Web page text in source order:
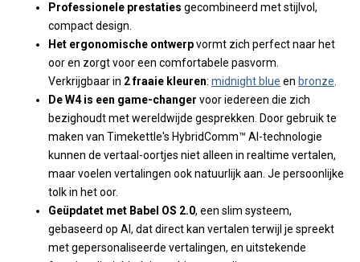
Professionele prestaties gecombineerd met stijlvol,
compact design.
Het ergonomische ontwerpvormt zich perfect naar het
oor en zorgt voor een comfortabele pasvorm.
Verkrijgbaar in 2 fraaie kleuren: midnight blue en bronze.
De W4 is een game-changer voor iedereen die zich
bezighoudt met wereldwijde gesprekken. Door gebruik te
maken van Timekettle's HybridComm™ AI-technologie
kunnen de vertaal-oortjes niet alleen in realtime vertalen,
maar voelen vertalingen ook natuurlijk aan. Je persoonlijke
tolk in het oor.
Geüpdatet met Babel OS 2.0, een slim systeem,
gebaseerd op AI, dat direct kan vertalen terwijl je spreekt
met gepersonaliseerde vertalingen, en uitstekende